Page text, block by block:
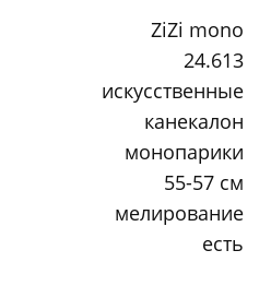
ZiZi mono
24.613
искусственные
канекалон
монопарики
55-57 см
мелирование
есть